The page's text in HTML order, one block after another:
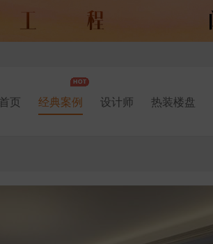
页 经典案例 设计师 热装楼盘